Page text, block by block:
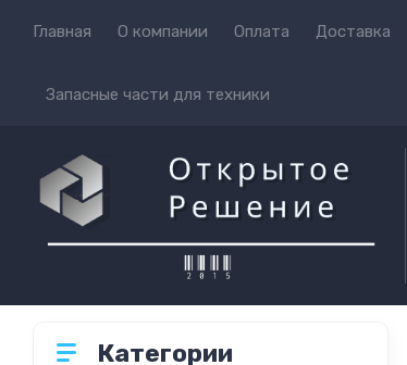
Главная О компании Оплата Доставка
Запасные части для техники
Категории